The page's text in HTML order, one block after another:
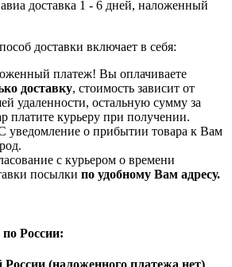
авиа доставка 1 - 6 дней, наложенный
доставки включает в себя:
платеж! Вы оплачиваете
доставку, стоимость зависит от
удаленности, остальную сумму за
платите курьеру при получении.
о прибытии товара к Вам
с курьером о времени
посылки по удобному Вам адресу.
по России:
России (наложенного платежа нет)